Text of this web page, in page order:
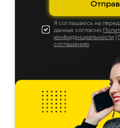
Я соглашаюсь на
данных согласно
конфиденциальности
соглашению